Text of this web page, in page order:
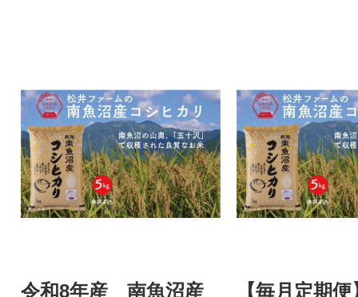
令和8年産 南魚沼産
【毎月定期